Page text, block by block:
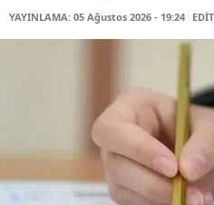
YAYINLAMA: 05 Ağustos 2026 - 19:24